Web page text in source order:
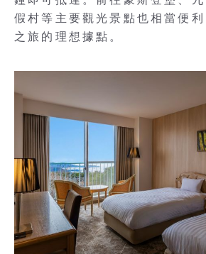
假村等主要觀光景點也相當便
之旅的理想據點。